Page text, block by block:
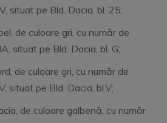
situat pe Bld. Dacia, bl. 25;
de culoare gri, cu număr de
situat pe Bld. Dacia, bl. G;
de culoare gri, cu număr de
situat pe Bld. Dacia, bl.V;
de culoare galbenă, cu număr